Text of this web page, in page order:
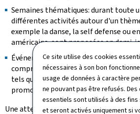
Ce site utilise des cookies
nécessaires à son bon
usage de données à caractère
ne pouvant pas être refusés. Des
essentiels sont utilisés à des
et seront activés uniquement si
Semaines thématiques: durant toute
différentes activités autour d'un
exemple la danse, la self defense ou
américains, sont proposées en demi-
Événements ponctuels: organisés
compris en dehors des vacances
tels que la Nuit du sport ou laSummer
promouvoir la pratique sportive auprès
Une attention particulière est portée à